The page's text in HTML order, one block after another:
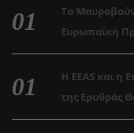
Το
Ευρωπαϊκή
Η EEAS και η
της Ερυθράς